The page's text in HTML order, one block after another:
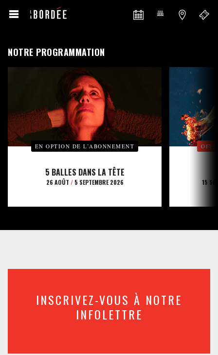
NOTRE PROGRAMMATION
EN OPTION DE L’ABONNEMENT
5 BALLES DANS LA TÊTE
26 AOÛT /5 SEPTEMBRE 2026 15
INSCRIVEZ-VOUS À NOTRE
INFOLETTRE